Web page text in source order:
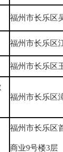
福州市长乐区
福州市长乐区
福州市长乐区
福州市长乐区
福州市长乐区
商业9号楼3层